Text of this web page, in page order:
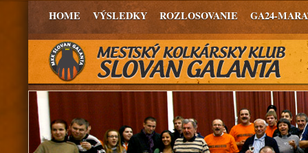
HOME VÝSLEDKY ROZLOSOVANIE GA24-